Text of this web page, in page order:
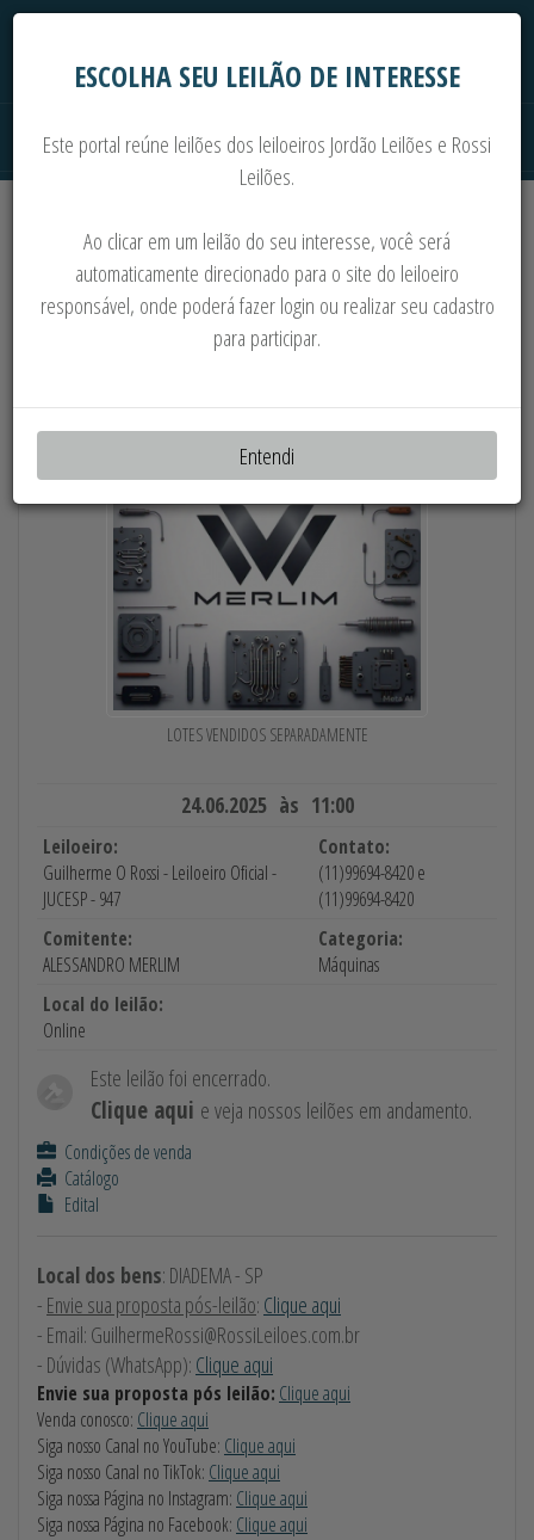
Imoveis Máquinas Sucata
PARTE 1: MAT. DE CONSTRUÇÃO, EQ.
ELETRÔNICOS, ALMOXARIF. E MAIS
LOTES VENDIDOS SEPARADAMENTE
24.06.2025 às 11:00
Leiloeiro:
Guilherme O Rossi - Leiloeiro Oficial -
JUCESP - 947
Contato:
(11)99694-8420 e
(11)99694-8420
Comitente:
ALESSANDRO MERLIM
Categoria:
Máquinas
Local do leilão:
Online
Este leilão foi encerrado.
Clique aqui e veja nossos leilões em andamento.
Condições de venda
Catálogo
Edital
Local dos bens: DIADEMA - SP
- Envie sua proposta pós-leilão: Clique aqui
- Email: GuilhermeRossi@RossiLeiloes.com.br
- Dúvidas (WhatsApp): Clique aqui
Envie sua proposta pós leilão: Clique aqui
Venda conosco: Clique aqui
Siga nosso Canal no YouTube: Clique aqui
Siga nosso Canal no TikTok: Clique aqui
Siga nossa Página no Instagram: Clique aqui
Siga nossa Página no Facebook: Clique aqui
ESCOLHA SEU LEILÃO DE INTERESSE
Este portal reúne leilões dos leiloeiros Jordão Leilões e Rossi
Leilões.
Ao clicar em um leilão do seu interesse, você será
automaticamente direcionado para o site do leiloeiro
responsável, onde poderá fazer login ou realizar seu cadastro
para participar.
Entendi